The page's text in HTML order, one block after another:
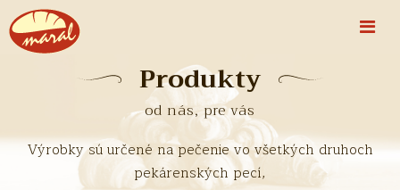
Produkty
od nás, pre vás
Výrobky sú určené na pečenie vo všetkých druhoch
pekárenských pecí,